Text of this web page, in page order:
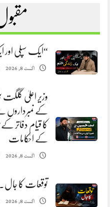
“ایک سپلی اور
اگست 8, 2026
وزیر اعلیٰ گلگت
کے نمبرداروں
کا قیام دفاتر
کے احکامات
اگست 8, 2026
توقعات کا جال.
اگست 8, 2026